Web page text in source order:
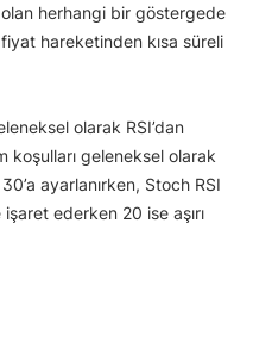
herhangi bir göstergede
hareketinden kısa süreli
olarak RSI’dan
koşulları geleneksel olarak
30’a ayarlanırken, Stoch RSI
ederken 20 ise aşırı